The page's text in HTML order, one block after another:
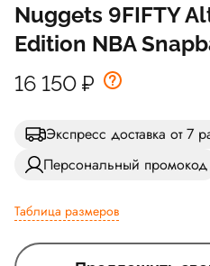
Nuggets 9FIFTY
Edition NBA
16 150 ₽
Экспресс доставка от 7
Персональный промокод
Таблица размеров